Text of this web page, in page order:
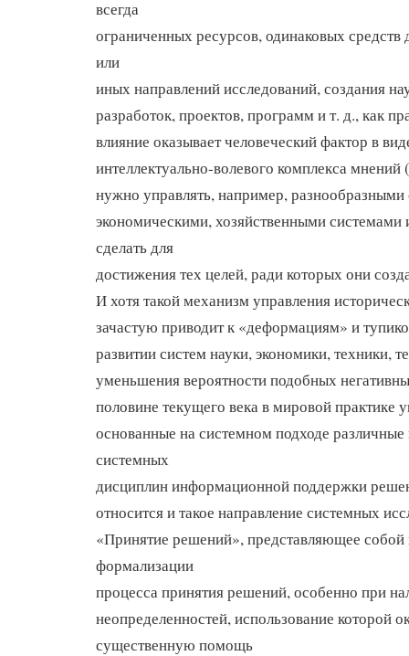
всегда
ограниченных ресурсов, одинаковых средств
или
иных направлений исследований, создания
разработок, проектов, программ и т. д., как
влияние оказывает человеческий фактор в
интеллектуально-волевого комплекса мнений
нужно управлять, например, разнообразными
экономическими, хозяйственными системами
сделать для
достижения тех целей, ради которых они
И хотя такой механизм управления
зачастую приводит к «деформациям» и
развитии систем науки, экономики, техники,
уменьшения вероятности подобных
половине текущего века в мировой практике
основанные на системном подходе
системных
дисциплин информационной поддержки
относится и такое направление системных
«Принятие решений», представляющее
формализации
процесса принятия решений, особенно при
неопределенностей, использование которой
существенную помощь